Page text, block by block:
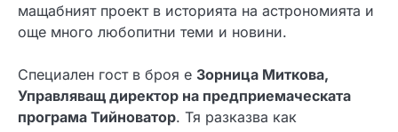
мащабният проект в историята на астрономията и
още много любопитни теми и новини.
Специален гост в броя е Зорница Миткова,
Управляващ директор на предприемаческата
програма Тийноватор. Тя разказва как